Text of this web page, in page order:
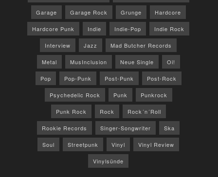
Garage Garage Rock Grunge Hardcore
Hardcore Punk Indie Indie-Pop Indie Rock
Interview Jazz Mad Butcher Records
Metal MusInclusion Neue Single Oi!
Pop Pop-Punk Post-Punk Post-Rock
Psychedelic Rock Punk Punkrock
Punk Rock Rock Rock´n´Roll
Rookie Records Singer-Songwriter Ska
Soul Streetpunk Vinyl Vinyl Review
Vinylsünde